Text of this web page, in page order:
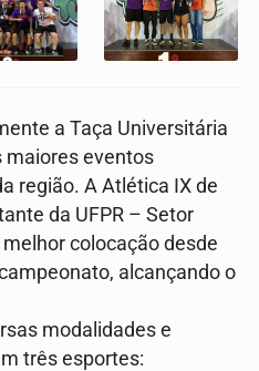
a Taça Universitária
maiores eventos
região. A Atlética IX de
da UFPR – Setor
colocação desde
alcançando o
modalidades e
três esportes: